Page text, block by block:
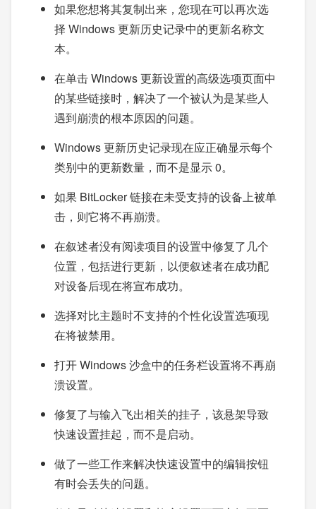
如果您想将其复制出来，您现在可以再次选
择 Windows 更新历史记录中的更新名称文
本。
在单击 Windows 更新设置的高级选项页面中
的某些链接时，解决了一个被认为是某些人
遇到崩溃的根本原因的问题。
Windows 更新历史记录现在应正确显示每个
类别中的更新数量，而不是显示 0。
如果 BitLocker 链接在未受支持的设备上被单
击，则它将不再崩溃。
在叙述者没有阅读项目的设置中修复了几个
位置，包括进行更新，以便叙述者在成功配
对设备后现在将宣布成功。
选择对比主题时不支持的个性化设置选项现
在将被禁用。
打开 Windows 沙盒中的任务栏设置将不再崩
溃设置。
修复了与输入飞出相关的挂子，该悬架导致
快速设置挂起，而不是启动。
做了一些工作来解决快速设置中的编辑按钮
有时会丢失的问题。